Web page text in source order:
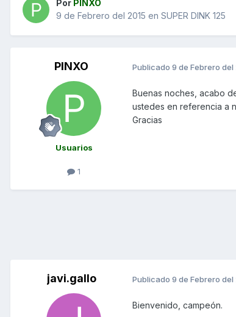
Por PINXO
9 de Febrero del 2015 en SUPER DINK 125
PINXO
Usuarios
1
Publicado 9 de Febrero del
Buenas noches, acabo
ustedes en referencia a
Gracias
javi.gallo Publicado 9 de Febrero del
Bienvenido, campeón.